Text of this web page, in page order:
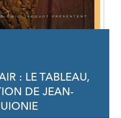
: LE TABLEAU,
DE JEAN-